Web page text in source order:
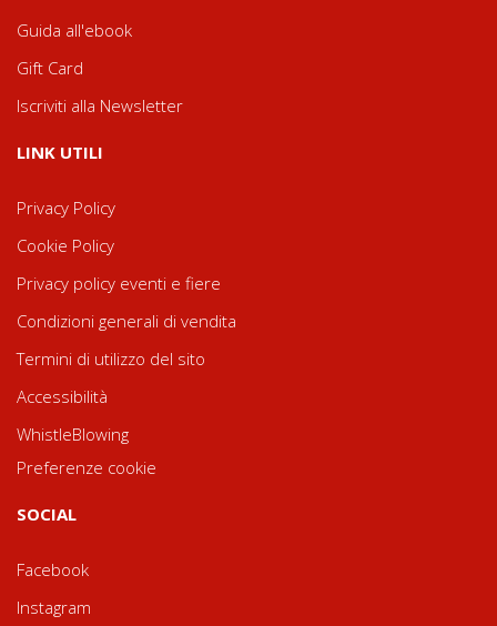
Guida all'ebook
Gift Card
Iscriviti alla Newsletter
LINK UTILI
Privacy Policy
Cookie Policy
Privacy policy eventi e fiere
Condizioni generali di vendita
Termini di utilizzo del sito
Accessibilità
WhistleBlowing
Preferenze cookie
SOCIAL
Facebook
Instagram